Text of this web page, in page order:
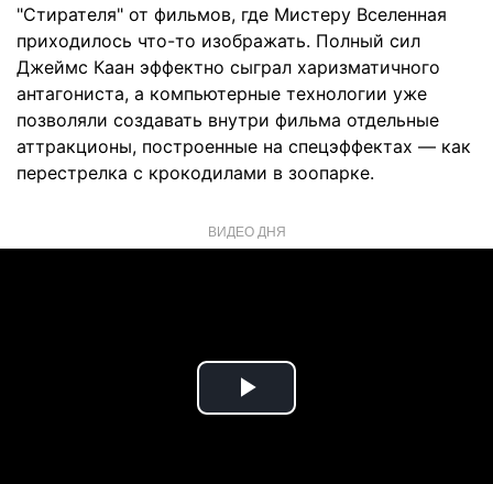
"Стирателя" от фильмов, где Мистеру Вселенная
приходилось что-то изображать. Полный сил
Джеймс Каан эффектно сыграл харизматичного
антагониста, а компьютерные технологии уже
позволяли создавать внутри фильма отдельные
аттракционы, построенные на спецэффектах — как
перестрелка с крокодилами в зоопарке.
ВИДЕО ДНЯ
Play